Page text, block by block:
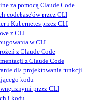
za pomocą Claude Code
codebase'ów przez CLI
i Kubernetes przez CLI
z CLI
w CLI
z Claude Code
z Claude Code
dla projektowania funkcji
kodu
przez CLI
i kodu